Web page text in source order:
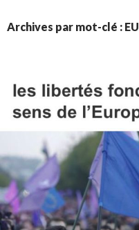
Archives par mot-clé : EU